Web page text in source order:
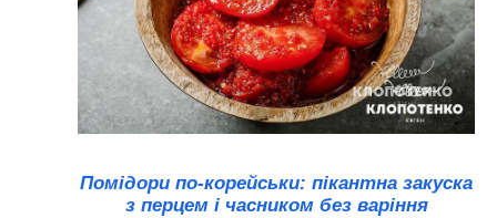
Помідори по-корейськи: пікантна закуска
з перцем і часником без варіння